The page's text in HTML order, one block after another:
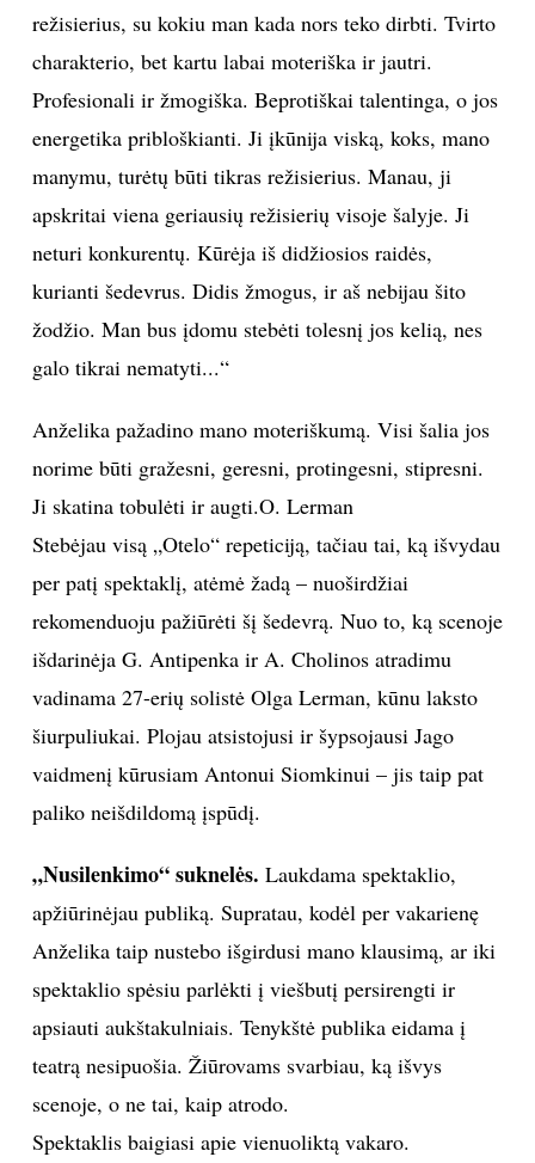
režisierius, su kokiu man kada nors teko dirbti. Tvirto
charakterio, bet kartu labai moteriška ir jautri.
Profesionali ir žmogiška. Beprotiškai talentinga, o jos
energetika pribloškianti. Ji įkūnija viską, koks, mano
manymu, turėtų būti tikras režisierius. Manau, ji
apskritai viena geriausių režisierių visoje šalyje. Ji
neturi konkurentų. Kūrėja iš didžiosios raidės,
kurianti šedevrus. Didis žmogus, ir aš nebijau šito
žodžio. Man bus įdomu stebėti tolesnį jos kelią, nes
galo tikrai nematyti...“
Anželika pažadino mano moteriškumą. Visi šalia jos
norime būti gražesni, geresni, protingesni, stipresni.
Ji skatina tobulėti ir augti.O. Lerman
Stebėjau visą „Otelo“ repeticiją, tačiau tai, ką išvydau
per patį spektaklį, atėmė žadą – nuoširdžiai
rekomenduoju pažiūrėti šį šedevrą. Nuo to, ką scenoje
išdarinėja G. Antipenka ir A. Cholinos atradimu
vadinama 27-erių solistė Olga Lerman, kūnu laksto
šiurpuliukai. Plojau atsistojusi ir šypsojausi Jago
vaidmenį kūrusiam Antonui Siomkinui – jis taip pat
paliko neišdildomą įspūdį.
„Nusilenkimo“ suknelės. Laukdama spektaklio,
apžiūrinėjau publiką. Supratau, kodėl per vakarienę
Anželika taip nustebo išgirdusi mano klausimą, ar iki
spektaklio spėsiu parlėkti į viešbutį persirengti ir
apsiauti aukštakulniais. Tenykštė publika eidama į
teatrą nesipuošia. Žiūrovams svarbiau, ką išvys
scenoje, o ne tai, kaip atrodo.
Spektaklis baigiasi apie vienuoliktą vakaro.